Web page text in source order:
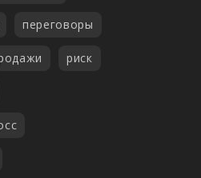
переговоры
риск